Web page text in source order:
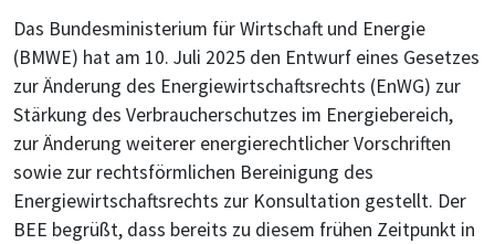
Das Bundesministerium für Wirtschaft und Energie
(BMWE) hat am 10. Juli 2025 den Entwurf eines Gesetzes
zur Änderung des Energiewirtschaftsrechts (EnWG) zur
Stärkung des Verbraucherschutzes im Energiebereich,
zur Änderung weiterer energierechtlicher Vorschriften
sowie zur rechtsförmlichen Bereinigung des
Energiewirtschaftsrechts zur Konsultation gestellt. Der
BEE begrüßt, dass bereits zu diesem frühen Zeitpunkt in